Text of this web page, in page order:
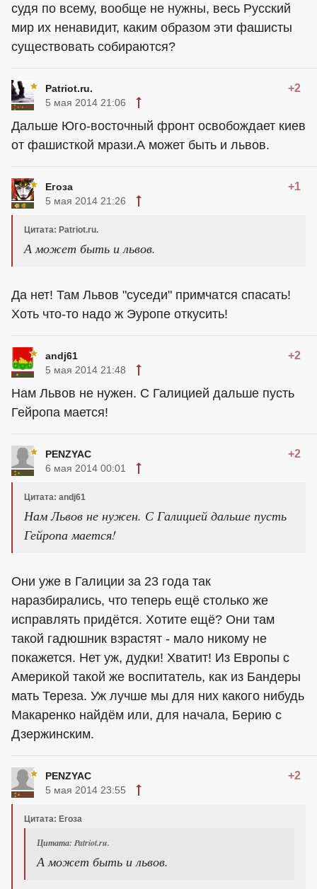
судя по всему, вообще не нужны, весь Русский
мир их ненавидит, каким образом эти фашисты
существовать собираются?
Patriot.ru. +2
5 мая 2014 21:06
Дальше Юго-восточный фронт освобождает киев
от фашисткой мрази.А может быть и львов.
Егоза +1
5 мая 2014 21:26
Цитата: Patriot.ru.
А может быть и львов.
Да нет! Там Львов "суседи" примчатся спасать!
Хоть что-то надо ж Эуропе откусить!
andj61 +2
5 мая 2014 21:48
Нам Львов не нужен. С Галицией дальше пусть
Гейропа мается!
PENZYAC +2
6 мая 2014 00:01
Цитата: andj61
Нам Львов не нужен. С Галицией дальше пусть
Гейропа мается!
Они уже в Галиции за 23 года так
наразбирались, что теперь ещё столько же
исправлять придётся. Хотите ещё? Они там
такой гадюшник взрастят - мало никому не
покажется. Нет уж, дудки! Хватит! Из Европы с
Америкой такой же воспитатель, как из Бандеры
мать Тереза. Уж лучше мы для них какого нибудь
Макаренко найдём или, для начала, Берию с
Дзержинским.
PENZYAC +2
5 мая 2014 23:55
Цитата: Егоза
Цитата: Patriot.ru.
А может быть и львов.